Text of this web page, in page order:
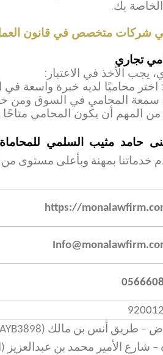
الخاصة بك.
شركات متخصص في قانون
تجاري
يجب الأخذ في الاعتبار :
: اختر محاميًا لديه خبرة واسعة في
المحامي في السوق ومن
من المهم أن يكون المحامي متاحًا
حامد مثيب السلمي للمحاماة
خدماتنا بمهنة وبأعلى مستوى من
https://
– طريق أنس بن مالك
شارع الأمير محمد بن عبدالعزيز